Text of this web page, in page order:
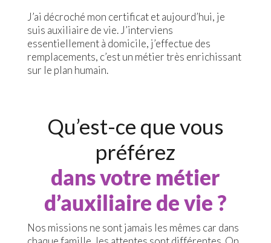
J’ai décroché mon certificat et aujourd’hui, je
suis auxiliaire de vie. J’interviens
essentiellement à domicile, j’effectue des
remplacements, c’est un métier très enrichissant
sur le plan humain.
Qu’est-ce que vous
préférez
dans votre métier
d’auxiliaire de vie ?
Nos missions ne sont jamais les mêmes car dans